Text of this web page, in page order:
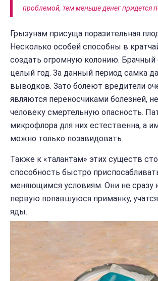
проблемой, тем меньше денег придется
Грызунам присуща поразительная
Несколько особей способны в
создать огромную колонию. Брачный
целый год. За данный период самка
выводков. Зато болеют вредители
являются переносчиками болезней,
человеку смертельную опасность.
микрофлора для них естественна, а
можно только позавидовать.
Также к «талантам» этих существ
способность быстро
меняющимся условиям. Они не сразу
первую попавшуюся приманку,
яды.